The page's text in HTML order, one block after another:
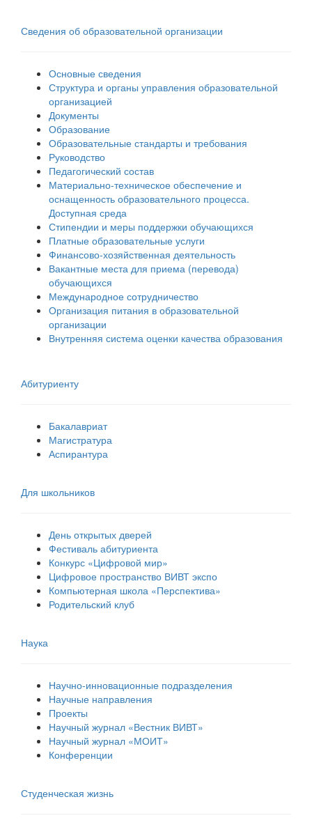
Сведения об образовательной организации
Основные сведения
Структура и органы управления образовательной
организацией
Документы
Образование
Образовательные стандарты и требования
Руководство
Педагогический состав
Материально-техническое обеспечение и
оснащенность образовательного процесса.
Доступная среда
Стипендии и меры поддержки обучающихся
Платные образовательные услуги
Финансово-хозяйственная деятельность
Вакантные места для приема (перевода)
обучающихся
Международное сотрудничество
Организация питания в образовательной
организации
Внутренняя система оценки качества образования
Абитуриенту
Бакалавриат
Магистратура
Аспирантура
Для школьников
День открытых дверей
Фестиваль абитуриента
Конкурс «Цифровой мир»
Цифровое пространство ВИВТ экспо
Компьютерная школа «Перспектива»
Родительский клуб
Наука
Научно-инновационные подразделения
Научные направления
Проекты
Научный журнал «Вестник ВИВТ»
Научный журнал «МОИТ»
Конференции
Студенческая жизнь